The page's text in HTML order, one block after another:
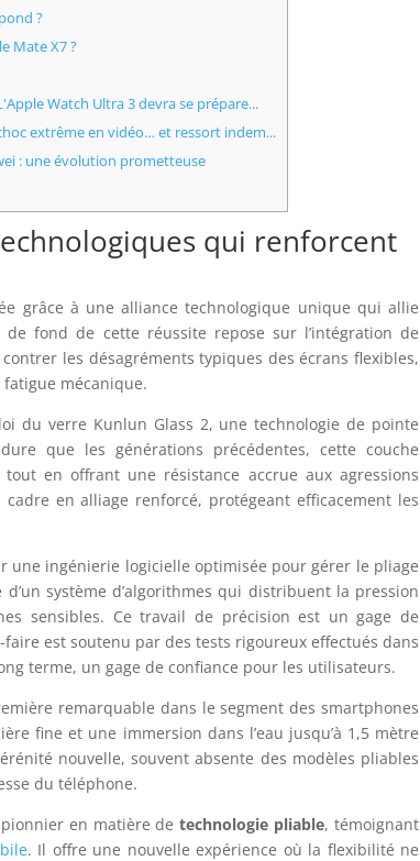
?
Mate X7 ?
Watch Ultra 3 devra se prépare...
extrême en vidéo… et ressort indem...
: une évolution prometteuse
qui renforcent
grâce à une alliance technologique unique qui allie
fond de cette réussite repose sur l’intégration de
les désagréments typiques des écrans flexibles,
mécanique.
du verre Kunlun Glass 2, une technologie de pointe
que les générations précédentes, cette couche
en offrant une résistance accrue aux agressions
en alliage renforcé, protégeant efficacement les
une ingénierie logicielle optimisée pour gérer le pliage
système d’algorithmes qui distribuent la pression
sensibles. Ce travail de précision est un gage de
est soutenu par des tests rigoureux effectués dans
terme, un gage de confiance pour les utilisateurs.
remarquable dans le segment des smartphones
fine et une immersion dans l’eau jusqu’à 1,5 mètre
nouvelle, souvent absente des modèles pliables
du téléphone.
pionnier en matière detechnologie pliable, témoignant
. Il offre une nouvelle expérience où la flexibilité ne